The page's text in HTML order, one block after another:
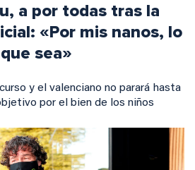
a por todas tras la
«Por mis nanos, lo
que sea»
y el valenciano no parará hasta
por el bien de los niños